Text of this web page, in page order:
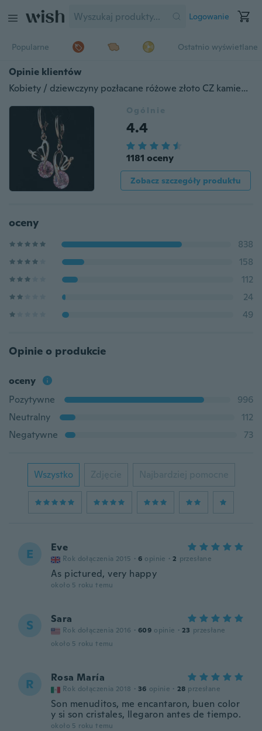
Logowanie
Popularne Ostatnio wyświetlane
Opinie klientów
Kobiety / dziewczyny pozłacane różowe złoto CZ kamień kryształowy motyl przebite zwisające kolczyki biżuteria prezent
Ogólnie
4.4
1181 oceny
Zobacz szczegóły produktu
oceny
838
158
112
24
49
Opinie o produkcie
oceny
Pozytywne
996
Neutralny
112
Negatywne
73
Wszystko Zdjęcie Najbardziej pomocne
E Eve
Rok dołączenia 2015 · 6 opinie · 2 przesłane
As pictured, very happy
około 5 roku temu
S Sara
Rok dołączenia 2016 · 609 opinie · 23 przesłane
około 5 roku temu
R Rosa María
Rok dołączenia 2018 · 36 opinie · 28 przesłane
Son menuditos, me encantaron, buen color
y si son cristales, llegaron antes de tiempo.
około 5 roku temu